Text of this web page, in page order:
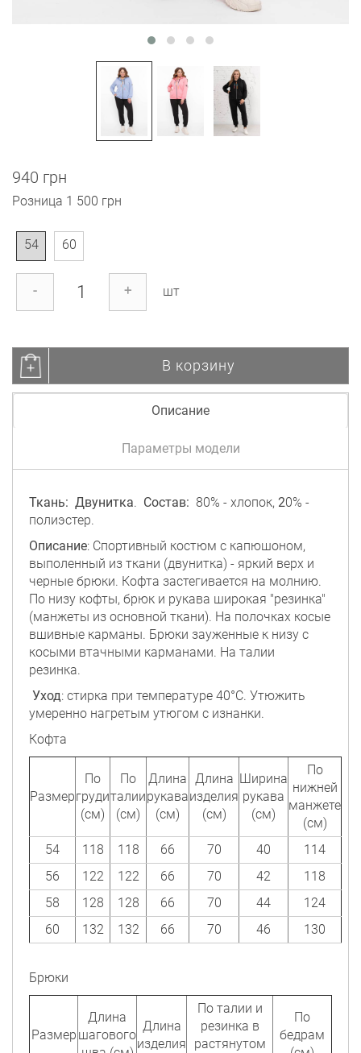
940 грн
Розница 1 500 грн
54 60
- + шт
В корзину
Описание
Параметры модели
Ткань: Двунитка. Состав: 80% - хлопок, 20% -
полиэстер.
Описание: Спортивный костюм с капюшоном,
выполенный из ткани (двунитка) - яркий верх и
черные брюки. Кофта застегивается на молнию.
По низу кофты, брюк и рукава широкая "резинка"
(манжеты из основной ткани). На полочках косые
вшивные карманы. Брюки зауженные к низу с
косыми втачными карманами. На талии
резинка.
Уход: стирка при температуре 40°C. Утюжить
умеренно нагретым утюгом с изнанки.
Кофта
Размер
По
груди
(см)
По
талии
(см)
Длина
рукава
(см)
Длина
изделия
(см)
Ширина
рукава
(см)
По
нижней
манжете
(см)
54
118 118 66 70 40
114
56
122 122 66 70 42
118
58
128 128 66 70 44
124
60
132 132 66 70 46 130
Брюки
Размер
Длина
шагового
Длина
изделия
По талии и
резинка в
растянутом
По
бедрам